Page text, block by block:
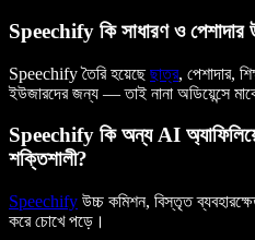
Speechify কি সাধারণ ও পেশাদার
Speechify তৈরি হয়েছেছাত্র, পেশাদার,
ইউজারদের জন্য — তাই নানা অডিয়েন্সে
Speechify কি অন্য AI
শক্তিশালী?
Speechify উচ্চ কমিশন, বিস্তৃত
করে চোখে পড়ে।